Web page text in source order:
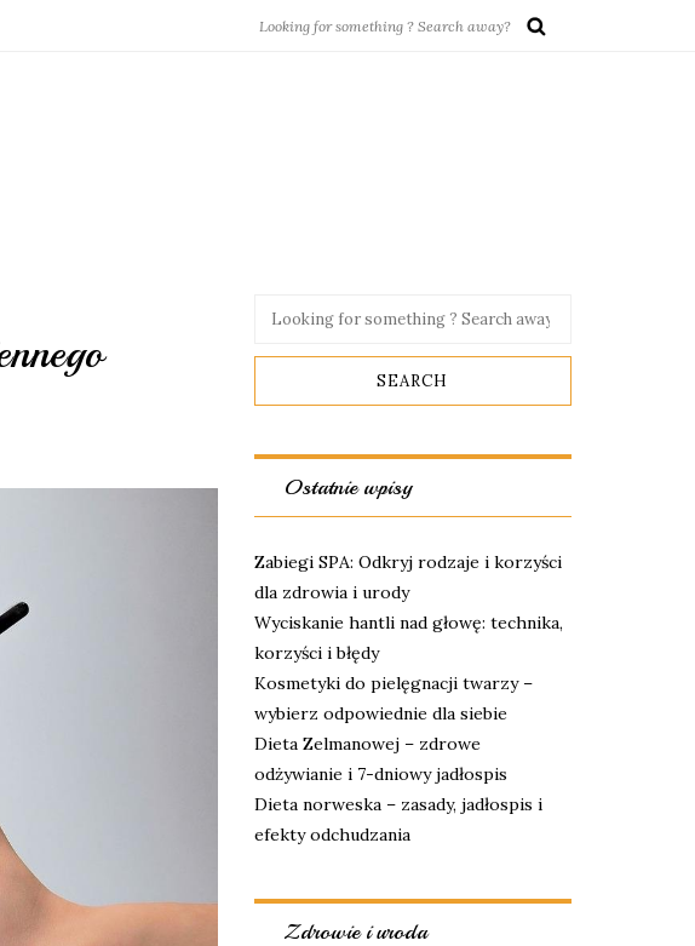
Ostatnie wpisy
Zabiegi SPA: Odkryj rodzaje i korzyści
dla zdrowia i urody
Wyciskanie hantli nad głowę: technika,
korzyści i błędy
Kosmetyki do pielęgnacji twarzy –
wybierz odpowiednie dla siebie
Dieta Zelmanowej – zdrowe
odżywianie i 7-dniowy jadłospis
Dieta norweska – zasady, jadłospis i
efekty odchudzania
Zdrowie i uroda